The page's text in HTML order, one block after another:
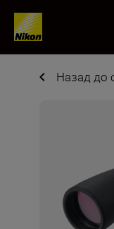
Назад до